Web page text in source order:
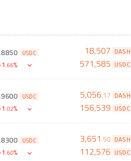
.8850 USDC
1.66%
18,507 DASH
571,585 USDC
.9600 USDC
1.02%
5,056.17 DASH
156,539 USDC
.8300 USDC
1.60%
3,651.50 DASH
112,576 USDC